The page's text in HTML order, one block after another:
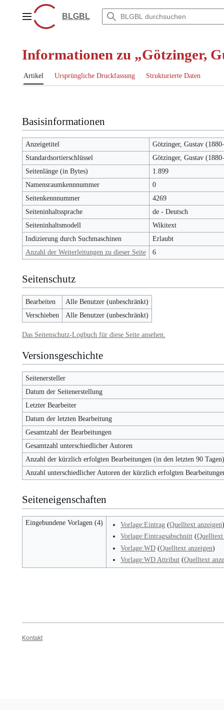
springenHauptmenüBLGBL
Informationen zu „Götzinger,
Artikel Ursprüngliche Druckfassung Strukturierte Daten
Basisinformationen
Anzeigetitel
Götzinger, Gustav
Standardsortierschlüssel
Götzinger, Gustav
Seitenlänge (in Bytes)
1.899
Namensraumkennnummer
0
Seitenkennnummer
4269
Seiteninhaltssprache
de - Deutsch
Seiteninhaltsmodell
Wikitext
Indizierung durch Suchmaschinen
Erlaubt
Anzahl der Weiterleitungen zu dieser Seite
6
Seitenschutz
Bearbeiten
Alle Benutzer (unbeschränkt)
Verschieben
Alle Benutzer (unbeschränkt)
Das Seitenschutz-Logbuch für diese Seite ansehen.
Versionsgeschichte
Seitenersteller
Datum der Seitenerstellung
Letzter Bearbeiter
Datum der letzten Bearbeitung
Gesamtzahl der Bearbeitungen
Gesamtzahl unterschiedlicher Autoren
Anzahl der kürzlich erfolgten Bearbeitungen (in den letzten 90 Tagen)
Anzahl unterschiedlicher Autoren der kürzlich erfolgten
Seiteneigenschaften
Eingebundene Vorlagen (4) Vorlage:Eintrag(Quelltext anzeigen)
Vorlage:Eintragsabschnitt(Quelltext
Vorlage:WD(Quelltext anzeigen)
Vorlage:WD Attribut(Quelltext
Kontakt